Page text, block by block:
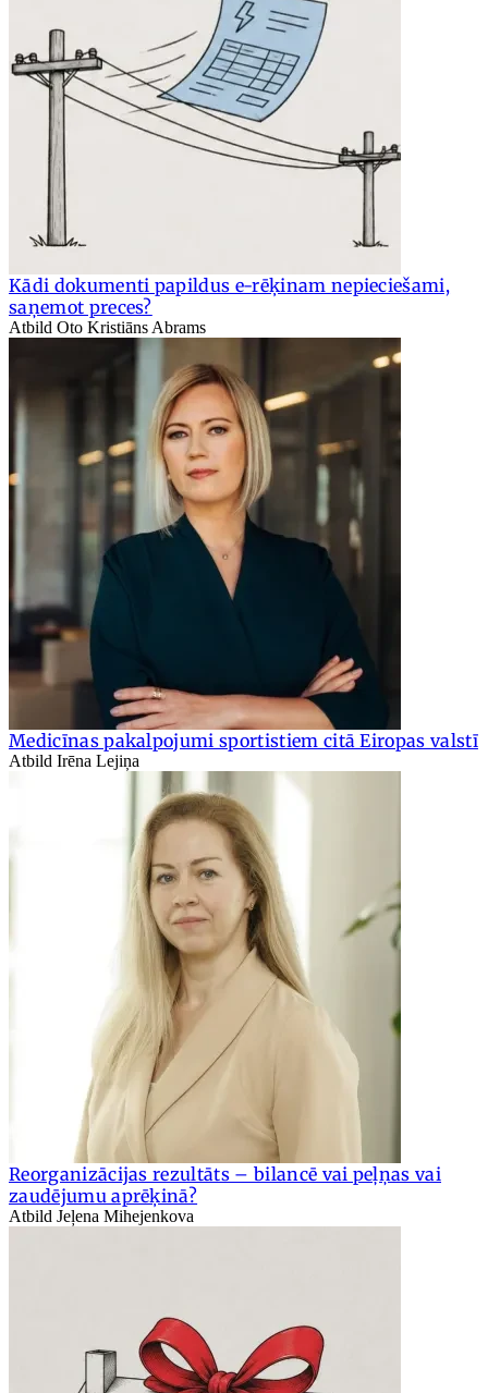
Kādi dokumenti papildus e-rēķinam nepieciešami,
saņemot preces?
Atbild Oto Kristiāns Abrams
Medicīnas pakalpojumi sportistiem citā Eiropas valstī
Atbild Irēna Lejiņa
Reorganizācijas rezultāts – bilancē vai peļņas vai
zaudējumu aprēķinā?
Atbild Jeļena Mihejenkova